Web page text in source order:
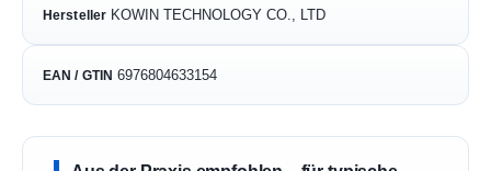
Hersteller KOWIN TECHNOLOGY CO., LTD
EAN / GTIN 6976804633154